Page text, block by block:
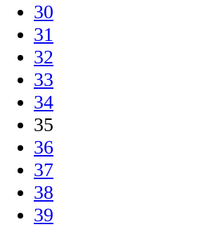
30
31
32
33
34
35
36
37
38
39